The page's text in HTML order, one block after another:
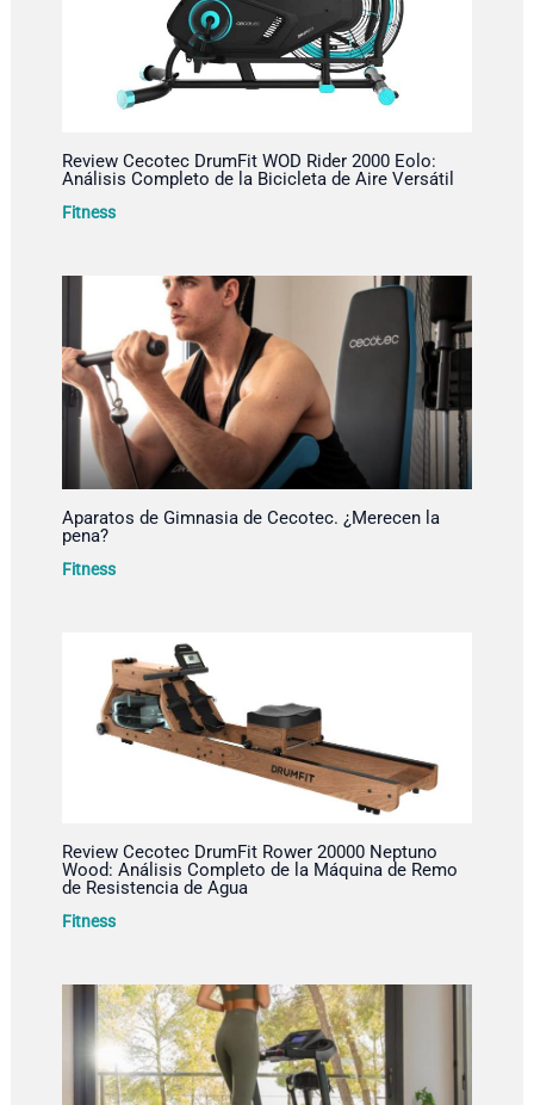
Review Cecotec DrumFit WOD Rider 2000 Eolo:
Análisis Completo de la Bicicleta de Aire Versátil
Fitness
Aparatos de Gimnasia de Cecotec. ¿Merecen la
pena?
Fitness
Review Cecotec DrumFit Rower 20000 Neptuno
Wood: Análisis Completo de la Máquina de Remo
de Resistencia de Agua
Fitness